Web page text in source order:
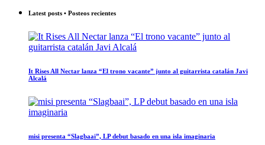
Latest posts • Posteos recientes
It Rises All Nectar lanza “El trono vacante” junto al guitarrista catalán Javi
Alcalá
misi presenta “Slagbaai”, LP debut basado en una isla imaginaria